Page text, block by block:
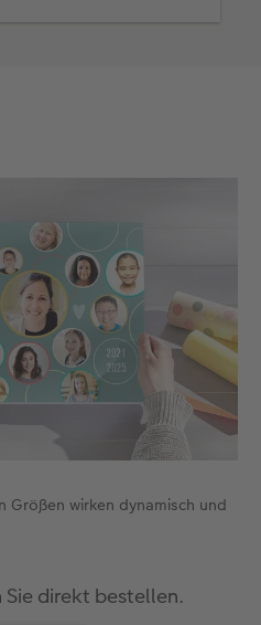
Größen wirken dynamisch und
Sie direkt bestellen.